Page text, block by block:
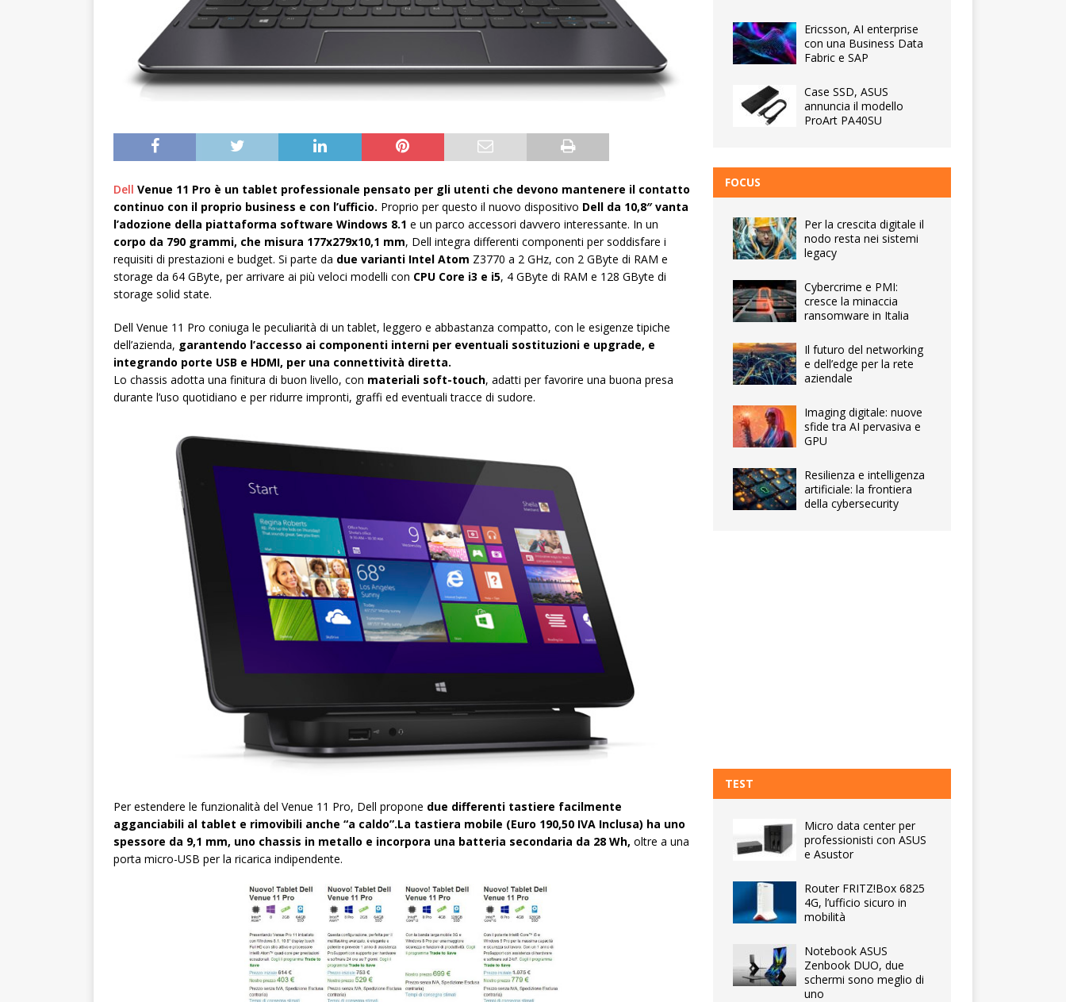
Dell Venue 11 Pro è un tablet professionale pensato per gli utenti che devono mantenere il contatto
continuo con il proprio business e con l’ufficio. Proprio per questo il nuovo dispositivo Dell da 10,8″ vanta
l’adozione della piattaforma software Windows 8.1 e un parco accessori davvero interessante. In un
corpo da 790 grammi, che misura 177x279x10,1 mm, Dell integra differenti componenti per soddisfare i
requisiti di prestazioni e budget. Si parte da due varianti Intel Atom Z3770 a 2 GHz, con 2 GByte di RAM e
storage da 64 GByte, per arrivare ai più veloci modelli con CPU Core i3 e i5, 4 GByte di RAM e 128 GByte di
storage solid state.
Dell Venue 11 Pro coniuga le peculiarità di un tablet, leggero e abbastanza compatto, con le esigenze tipiche
dell’azienda, garantendo l’accesso ai componenti interni per eventuali sostituzioni e upgrade, e
integrando porte USB e HDMI, per una connettività diretta.
Lo chassis adotta una finitura di buon livello, con materiali soft-touch, adatti per favorire una buona presa
durante l’uso quotidiano e per ridurre impronti, graffi ed eventuali tracce di sudore.
Per estendere le funzionalità del Venue 11 Pro, Dell propone due differenti tastiere facilmente
agganciabili al tablet e rimovibili anche “a caldo”.La tastiera mobile (Euro 190,50 IVA Inclusa) ha uno
spessore da 9,1 mm, uno chassis in metallo e incorpora una batteria secondaria da 28 Wh, oltre a una
porta micro-USB per la ricarica indipendente.
Ericsson, AI enterprise
con una Business Data
Fabric e SAP
Case SSD, ASUS
annuncia il modello
ProArt PA40SU
FOCUS
Per la crescita digitale il
nodo resta nei sistemi
legacy
Cybercrime e PMI:
cresce la minaccia
ransomware in Italia
Il futuro del networking
e dell’edge per la rete
aziendale
Imaging digitale: nuove
sfide tra AI pervasiva e
GPU
Resilienza e intelligenza
artificiale: la frontiera
della cybersecurity
TEST
Micro data center per
professionisti con ASUS
e Asustor
Router FRITZ!Box 6825
4G, l’ufficio sicuro in
mobilità
Notebook ASUS
Zenbook DUO, due
schermi sono meglio di
uno